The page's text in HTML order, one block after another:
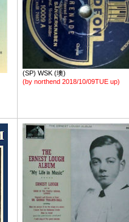
(SP) WSK (墺)
(by northend 2018/10/09TUE up)